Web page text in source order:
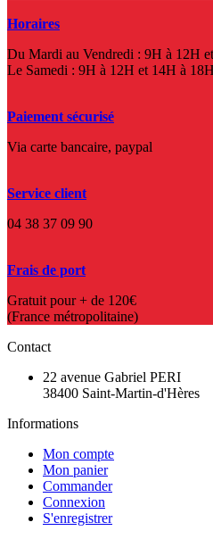
Horaires
Du Mardi au Vendredi : 9H à 12H
Le Samedi : 9H à 12H et 14H à 18H
Paiement sécurisé
Via carte bancaire, paypal
Service client
04 38 37 09 90
Frais de port
Gratuit pour + de 120€
(France métropolitaine)
Contact
22 avenue Gabriel PERI
38400 Saint-Martin-d'Hères
Informations
Mon compte
Mon panier
Commander
Connexion
S'enregistrer